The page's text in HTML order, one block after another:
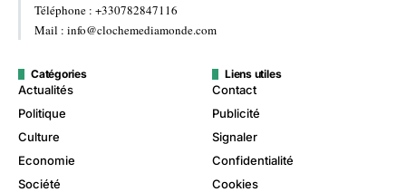
Téléphone : +330782847116
Mail : info@clochemediamonde.com
Catégories
Actualités
Politique
Culture
Economie
Société
Liens utiles
Contact
Publicité
Signaler
Confidentialité
Cookies